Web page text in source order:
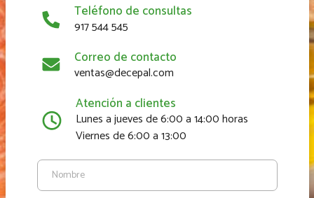
Teléfono de consultas
917 544 545
Correo de contacto
ventas@decepal.com
Atención a clientes
Lunes a jueves de 6:00 a 14:00 horas
Viernes de 6:00 a 13:00